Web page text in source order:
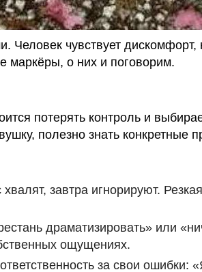
Человек чувствует дискомфорт,
маркёры, о них и поговорим.
потерять контроль и
полезно знать конкретные
завтра игнорируют.
драматизировать» или
ощущениях.
за свои ошибки: